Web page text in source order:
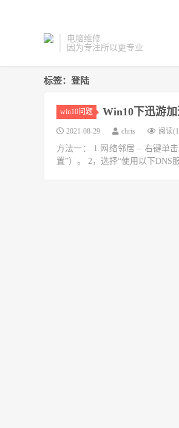
电脑维修
因为专注所以更专业
标签：登陆
win10问题 Win10下迅游
2021-08-29 chris 阅读
方法一： 1.网络邻居 – 右键单
置”）。 2，选择“使用以下DNS